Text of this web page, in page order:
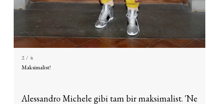
2/ 4
Maksimalist!
Alessandro Michele gibi tam bir maksimalist. 'Ne